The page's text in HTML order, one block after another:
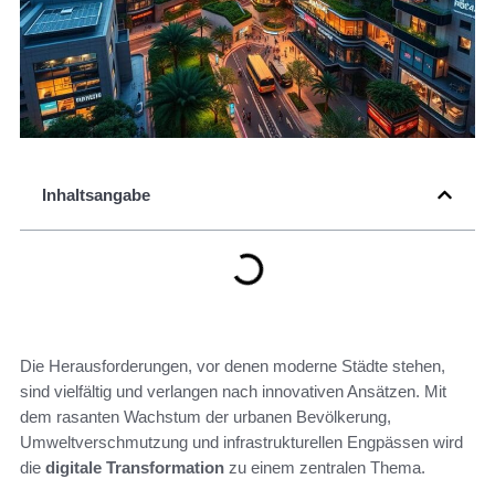
Inhaltsangabe
Die Herausforderungen, vor denen moderne Städte stehen,
sind vielfältig und verlangen nach innovativen Ansätzen. Mit
dem rasanten Wachstum der urbanen Bevölkerung,
Umweltverschmutzung und infrastrukturellen Engpässen wird
die digitale Transformation zu einem zentralen Thema.